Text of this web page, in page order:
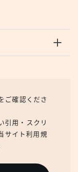
ご確認くださ
引用・スクリ
サイト利用規